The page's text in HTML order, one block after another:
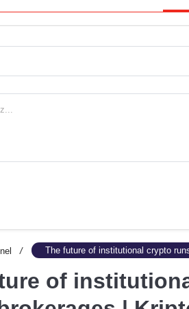
/ The future of institutional crypto
of